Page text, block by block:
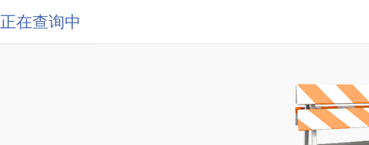
正在查询中